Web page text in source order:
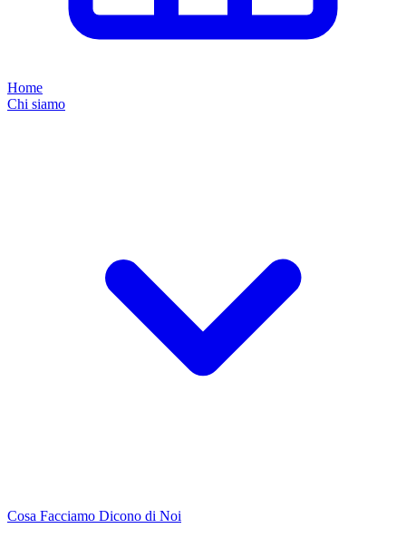
Home
Chi siamo
Cosa Facciamo Dicono di Noi